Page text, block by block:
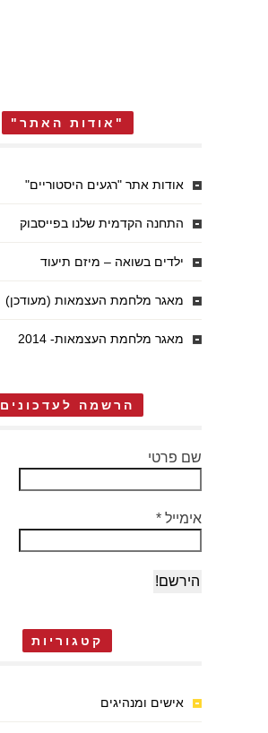
"אודות האתר"
אודות אתר "רגעים היסטוריים"
התחנה הקדמית שלנו בפייסבוק
ילדים בשואה – מיזם תיעוד
מאגר מלחמת העצמאות (מעודכן)
מאגר מלחמת העצמאות- 2014
הרשמה לעדכונים
שם פרטי
אימייל *
קטגוריות
אישים ומנהיגים